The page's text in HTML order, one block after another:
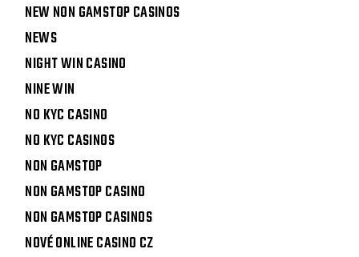
NEW NON GAMSTOP CASINOS
NEWS
NIGHT WIN CASINO
NINE WIN
NO KYC CASINO
NO KYC CASINOS
NON GAMSTOP
NON GAMSTOP CASINO
NON GAMSTOP CASINOS
NOVÉ ONLINE CASINO CZ